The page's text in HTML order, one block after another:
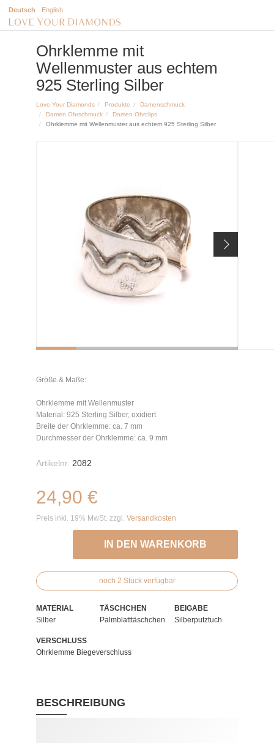
Deutsch English
Ohrklemme mit
Wellenmuster aus echtem
925 Sterling Silber
Love Your Diamonds Produkte
Damenschmuck
Damen Ohrschmuck
Damen Ohrclips
Ohrklemme mit Wellenmuster aus echtem 925 Sterling Silber
Größe & Maße:
Ohrklemme mit Wellenmuster
Material: 925 Sterling Silber, oxidiert
Breite der Ohrklemme: ca. 7 mm
Durchmesser der Ohrklemme: ca. 9 mm
Artikelnr. 2082
24,90 €
Preis inkl. 19% MwSt. zzgl. Versandkosten
IN DEN WARENKORB
noch 2 Stück verfügbar
MATERIAL
Silber
TÄSCHCHEN
Palmblatttäschchen
BEIGABE
Silberputztuch
VERSCHLUSS
Ohrklemme Biegeverschluss
BESCHREIBUNG